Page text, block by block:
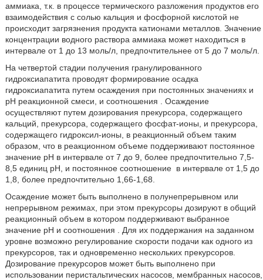
аммиака, т.к. в процессе термического разложения продуктов его
взаимодействия с солью кальция и фосфорной кислотой не
происходит загрязнения продукта катионами металлов. Значение
концентрации водного раствора аммиака может находиться в
интервале от 1 до 13 моль/л, предпочтительнее от 5 до 7 моль/л.
На четвертой стадии получения гранулированного
гидроксиапатита проводят формирование осадка
гидроксиапатита путем осаждения при постоянных значениях и
рН реакционной смеси, и соотношения
. Осаждение
осуществляют путем дозирования прекурсора, содержащего
кальций, прекурсора, содержащего фосфат-ионы, и прекурсора,
содержащего гидроксил-ионы, в реакционный объем таким
образом, что в реакционном объеме поддерживают постоянное
значение рН в интервале от 7 до 9, более предпочтительно 7,5-
8,5 единиц рН, и постоянное соотношение в интервале от 1,5 до
1,8, более предпочтительно 1,66-1,68.
Осаждение может быть выполнено в полунепрерывном или
непрерывном режимах, при этом прекурсоры дозируют в общий
реакционный объем в котором поддерживают выбранное
значение рН и соотношения
. Для их поддержания на заданном
уровне возможно регулирование скорости подачи как одного из
прекурсоров, так и одновременно нескольких прекурсоров.
Дозирование прекурсоров может быть выполнено при
использовании перистальтических насосов, мембранных насосов,